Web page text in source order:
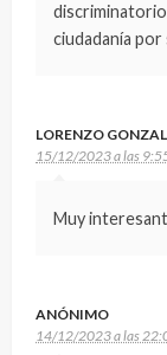
discriminatorio
ciudadanía por
LORENZO
15/12/2023 a las
Muy
ANÓNIMO
14/12/2023 a las